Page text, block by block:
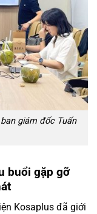
giám đốc Tuấn
buổi gặp gỡ
Kosaplus đã giới